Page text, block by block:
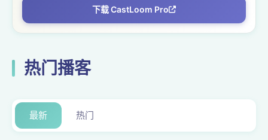
下载 CastLoom Pro
热门播客
最新 热门